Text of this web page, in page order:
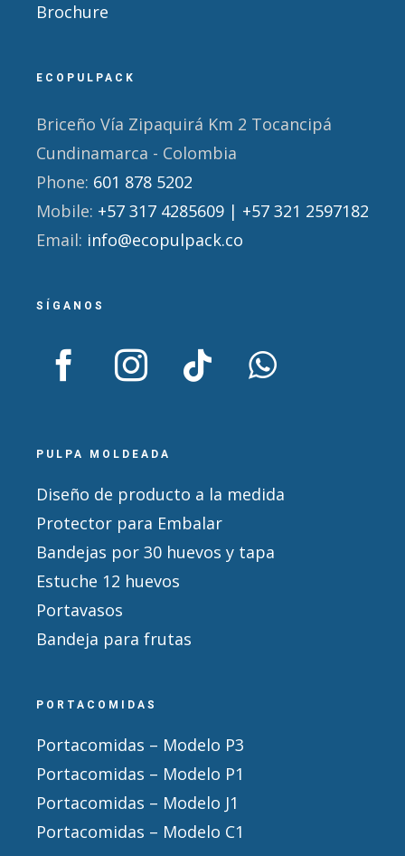
Brochure
ECOPULPACK
Briceño Vía Zipaquirá Km 2 Tocancipá
Cundinamarca - Colombia
Phone: 601 878 5202
Mobile: +57 317 4285609 | +57 321 2597182
Email: info@ecopulpack.co
SÍGANOS
PULPA MOLDEADA
Diseño de producto a la medida
Protector para Embalar
Bandejas por 30 huevos y tapa
Estuche 12 huevos
Portavasos
Bandeja para frutas
PORTACOMIDAS
Portacomidas – Modelo P3
Portacomidas – Modelo P1
Portacomidas – Modelo J1
Portacomidas – Modelo C1